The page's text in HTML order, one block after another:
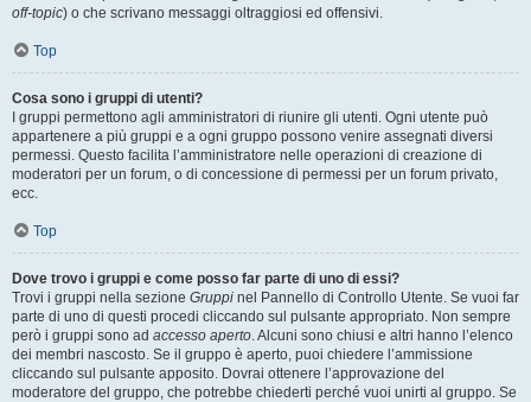
off-topic) o che scrivano messaggi oltraggiosi ed offensivi.
Top
Cosa sono i gruppi di utenti?
I gruppi permettono agli amministratori di riunire gli utenti. Ogni utente può
appartenere a più gruppi e a ogni gruppo possono venire assegnati diversi
permessi. Questo facilita l’amministratore nelle operazioni di creazione di
moderatori per un forum, o di concessione di permessi per un forum privato,
ecc.
Top
Dove trovo i gruppi e come posso far parte di uno di essi?
Trovi i gruppi nella sezione Gruppi nel Pannello di Controllo Utente. Se vuoi far
parte di uno di questi procedi cliccando sul pulsante appropriato. Non sempre
però i gruppi sono ad accesso aperto. Alcuni sono chiusi e altri hanno l’elenco
dei membri nascosto. Se il gruppo è aperto, puoi chiedere l’ammissione
cliccando sul pulsante apposito. Dovrai ottenere l’approvazione del
moderatore del gruppo, che potrebbe chiederti perché vuoi unirti al gruppo. Se